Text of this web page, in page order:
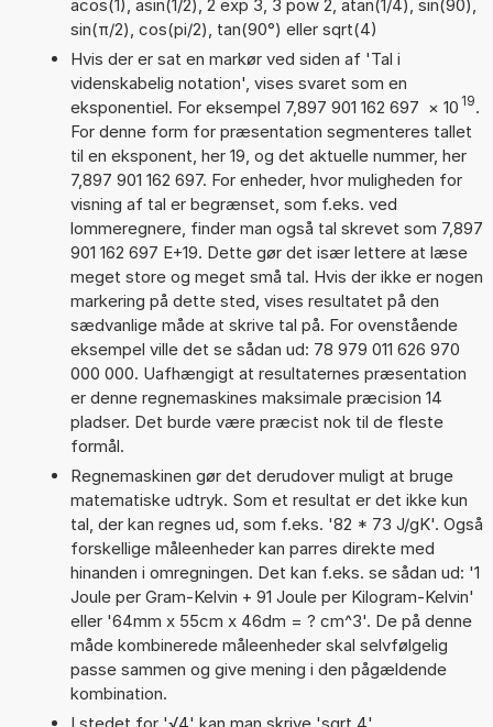
acos(1), asin(1/2), 2 exp 3, 3 pow 2, atan(1/4), sin(90),
sin(π/2), cos(pi/2), tan(90°) eller sqrt(4)
Hvis der er sat en markør ved siden af 'Tal i
videnskabelig notation', vises svaret som en
eksponentiel. For eksempel 7,897 901 162 697 × 10 19.
For denne form for præsentation segmenteres tallet
til en eksponent, her 19, og det aktuelle nummer, her
7,897 901 162 697. For enheder, hvor muligheden for
visning af tal er begrænset, som f.eks. ved
lommeregnere, finder man også tal skrevet som 7,897
901 162 697 E+19. Dette gør det især lettere at læse
meget store og meget små tal. Hvis der ikke er nogen
markering på dette sted, vises resultatet på den
sædvanlige måde at skrive tal på. For ovenstående
eksempel ville det se sådan ud: 78 979 011 626 970
000 000. Uafhængigt at resultaternes præsentation
er denne regnemaskines maksimale præcision 14
pladser. Det burde være præcist nok til de fleste
formål.
Regnemaskinen gør det derudover muligt at bruge
matematiske udtryk. Som et resultat er det ikke kun
tal, der kan regnes ud, som f.eks. '82 * 73 J/gK'. Også
forskellige måleenheder kan parres direkte med
hinanden i omregningen. Det kan f.eks. se sådan ud: '1
Joule per Gram-Kelvin + 91 Joule per Kilogram-Kelvin'
eller '64mm x 55cm x 46dm = ? cm^3'. De på denne
måde kombinerede måleenheder skal selvfølgelig
passe sammen og give mening i den pågældende
kombination.
I stedet for '√4' kan man skrive 'sqrt 4'.